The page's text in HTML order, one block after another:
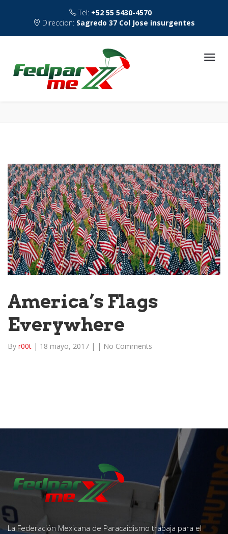
Tel: +52 55 5430-4570
Direccion: Sagredo 37 Col Jose insurgentes
America’s Flags
Everywhere
By r00t | 18 mayo, 2017 | | No Comments
La Federación Mexicana de Paracaidismo trabaja para el